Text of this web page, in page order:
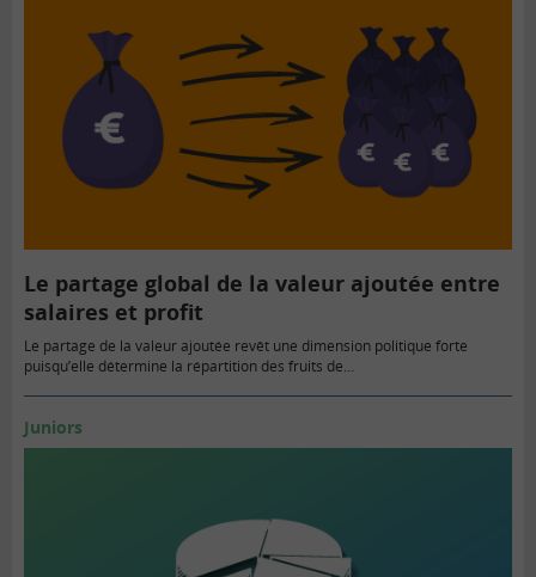
Le partage global de la valeur ajoutée entre
salaires et profit
Le partage de la valeur ajoutée revêt une dimension politique forte
puisqu’elle détermine la répartition des fruits de…
Juniors